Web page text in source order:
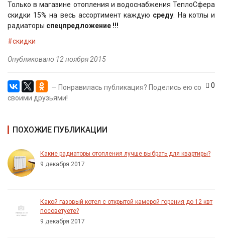
Только в магазине отопления и водоснабжения ТеплоСфера
скидки 15% на весь ассортимент каждую среду . На котлы и
радиаторы спецпредложение !!!
#скидки
Опубликовано 12 ноября 2015
0
— Понравилась публикация? Поделись ею со
своими друзьями!
ПОХОЖИЕ ПУБЛИКАЦИИ
Какие радиаторы отопления лучше выбрать для квартиры?
9 декабря 2017
Какой газовый котел с открытой камерой горения до 12 квт
посоветуете?
9 декабря 2017